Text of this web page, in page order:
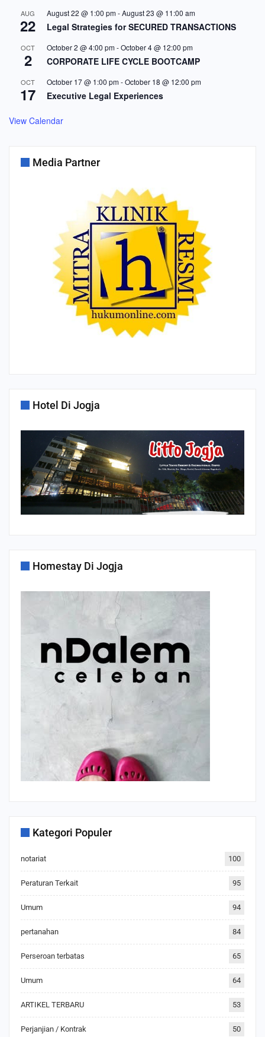
AUG
22
August 22 @ 1:00 pm-August 23 @ 11:00 am
Legal Strategies for SECURED TRANSACTIONS
OCT
2
October 2 @ 4:00 pm-October 4 @ 12:00 pm
CORPORATE LIFE CYCLE BOOTCAMP
OCT
17
October 17 @ 1:00 pm-October 18 @ 12:00 pm
Executive Legal Experiences
View Calendar
Media Partner
Hotel Di Jogja
Homestay Di Jogja
Kategori Populer
notariat 100
Peraturan Terkait 95
Umum 94
pertanahan 84
Perseroan terbatas 65
Umum 64
ARTIKEL TERBARU 53
Perjanjian / Kontrak 50